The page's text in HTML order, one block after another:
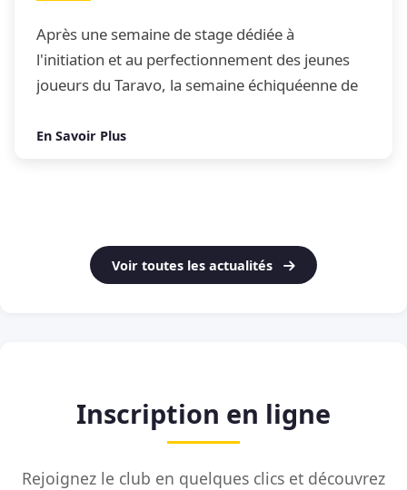
Après une semaine de stage dédiée à
l'initiation et au perfectionnement des jeunes
joueurs du Taravo, la semaine échiquéenne de
Open de blitz
En Savoir Plus
Voir toutes les actualités
Inscription en ligne
Rejoignez le club en quelques clics et découvrez